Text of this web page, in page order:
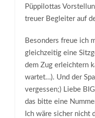
Püppilottas
treuer Begleiter auf
Besonders freue ich
gleichzeitig eine
dem Zug erleichtern
wartet…). Und der
vergessen;) Liebe
das bitte eine
Ich wäre sicher nicht